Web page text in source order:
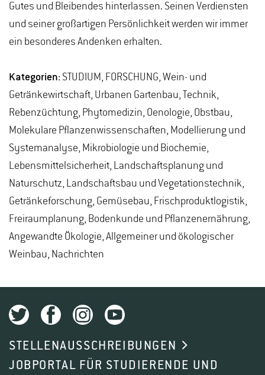
Gutes und Bleibendes hinterlassen. Seinen Verdiensten
und seiner großartigen Persönlichkeit werden wir immer
ein besonderes Andenken erhalten.
Kategorien: STUDIUM, FORSCHUNG, Wein- und
Getränkewirtschaft, Urbanen Gartenbau, Technik,
Rebenzüchtung, Phytomedizin, Oenologie, Obstbau,
Molekulare Pflanzenwissenschaften, Modellierung und
Systemanalyse, Mikrobiologie und Biochemie,
Lebensmittelsicherheit, Landschaftsplanung und
Naturschutz, Landschaftsbau und Vegetationstechnik,
Getränkeforschung, Gemüsebau, Frischproduktlogistik,
Freiraumplanung, Bodenkunde und Pflanzenernährung,
Angewandte Ökologie, Allgemeiner und ökologischer
Weinbau, Nachrichten
STELLENAUSSCHREIBUNGEN
JOBPORTAL FÜR STUDIERENDE UND